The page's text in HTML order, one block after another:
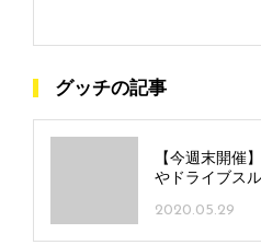
グッチの記事
【今週末開催
やドライブス
2020.05.29